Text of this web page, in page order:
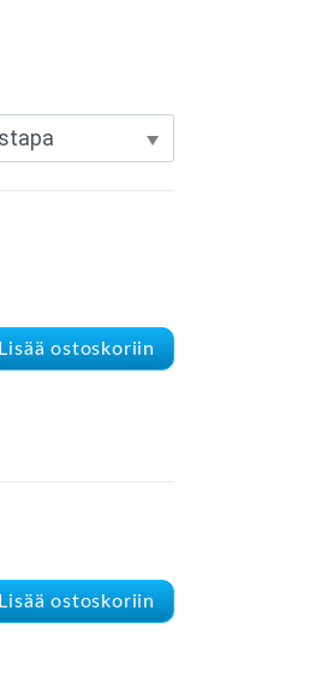
Lisää ostoskoriin
Lisää ostoskoriin